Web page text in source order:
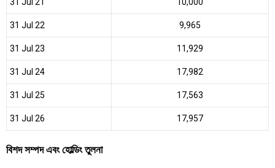
31 Jul 22 ₹9,965
31 Jul 23 ₹11,929
31 Jul 24 ₹17,982
31 Jul 25 ₹17,563
31 Jul 26 ₹17,957
বিশদ সম্পদ এবং হোল্ডিং তুলনা